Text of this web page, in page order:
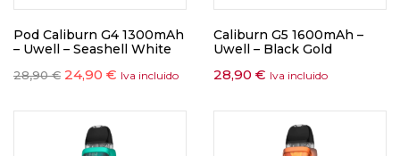
Pod Caliburn G4 1300mAh
– Uwell – Seashell White
28,90€ 24,90 € Iva incluido
Caliburn G5 1600mAh –
Uwell – Black Gold
28,90 € Iva incluido